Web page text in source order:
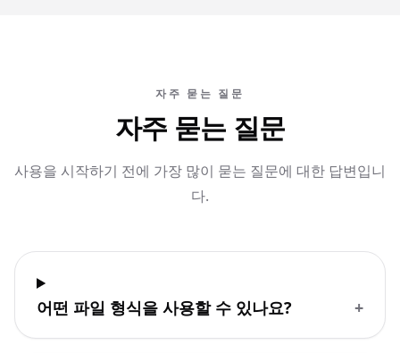
자주 묻는 질문
자주 묻는 질문
사용을 시작하기 전에 가장 많이 묻는 질문에 대한 답변입니
다.
어떤 파일 형식을 사용할 수 있나요? +